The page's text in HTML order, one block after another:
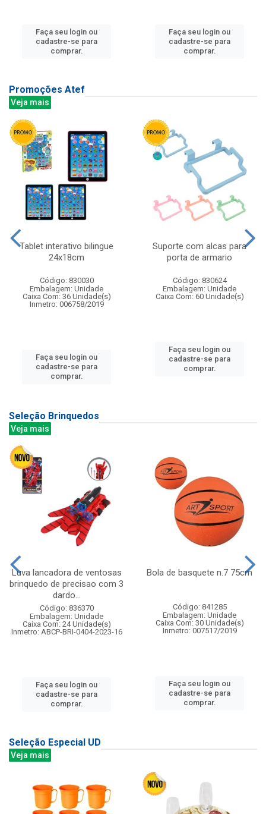
Faça seu login ou
cadastre-se para
comprar.
Faça seu login ou
cadastre-se para
comprar.
Promoções Atef
Veja mais
Tablet interativo bilingue
24x18cm
Código: 830030
Embalagem: Unidade
Caixa Com: 36 Unidade(s)
Inmetro: 006758/2019
Faça seu login ou
cadastre-se para
comprar.
Suporte com alcas para
porta de armario
Código: 830624
Embalagem: Unidade
Caixa Com: 60 Unidade(s)
Faça seu login ou
cadastre-se para
comprar.
Seleção Brinquedos
Veja mais
Luva lancadora de ventosas
brinquedo de precisao com 3
dardo...
Código: 836370
Embalagem: Unidade
Caixa Com: 24 Unidade(s)
Inmetro: ABCP-BRI-0404-2023-16
Faça seu login ou
cadastre-se para
comprar.
Bola de basquete n.7 75cm
Código: 841285
Embalagem: Unidade
Caixa Com: 30 Unidade(s)
Inmetro: 007517/2019
Faça seu login ou
cadastre-se para
comprar.
Seleção Especial UD
Veja mais